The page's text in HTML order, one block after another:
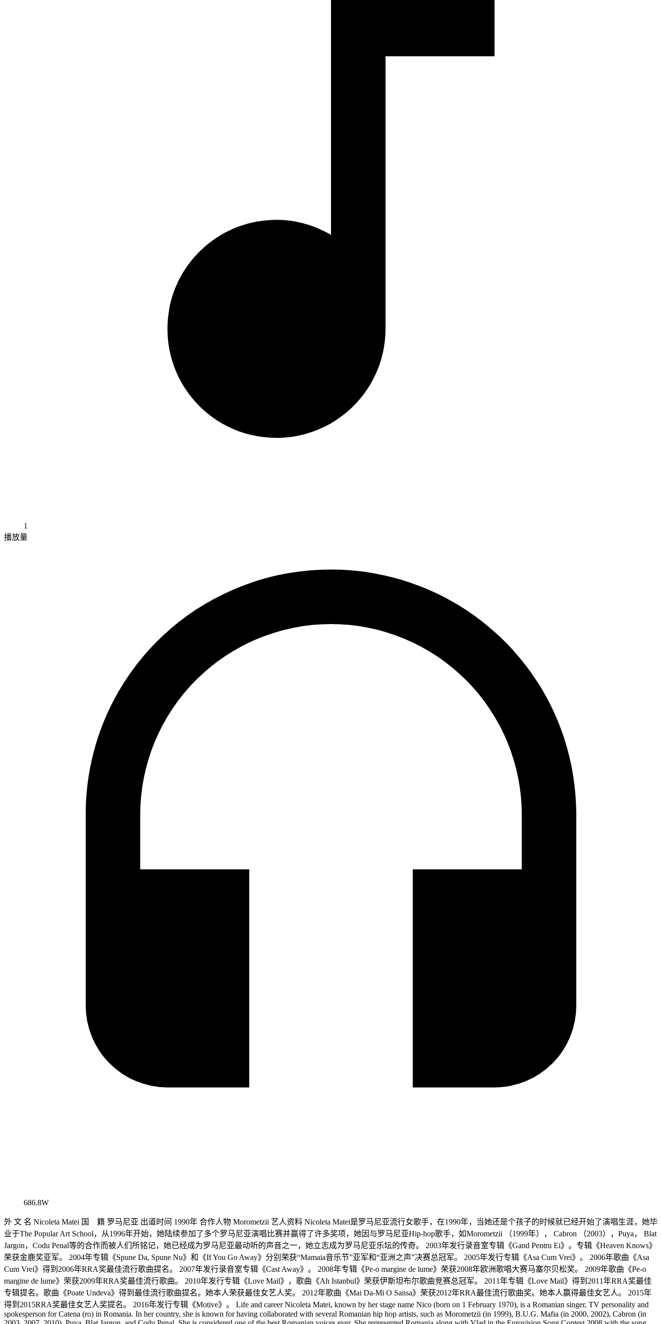
1
播放量
686.8W
外 文 名 Nicoleta Matei 国 籍 罗马尼亚 出道时间 1990年 合作人物 Morometzii 艺人资料 Nicoleta Matei是罗马尼亚流行女歌手，在1990年，当她还是个孩子的时候就已经开始了演唱生涯，她毕
业于The Popular Art School，从1996年开始，她陆续参加了多个罗马尼亚演唱比赛并赢得了许多奖项，她因与罗马尼亚Hip-hop歌手，如Morometzii （1999年）， Cabron （2003），Puya， Blat
Jargon，Codu Penal等的合作而被人们所铭记，她已经成为罗马尼亚最动听的声音之一，她立志成为罗马尼亚乐坛的传奇。 2003年发行录音室专辑《Gand Pentru Ei》。专辑《Heaven Knows》
荣获金鹿奖亚军。 2004年专辑《Spune Da, Spune Nu》和《If You Go Away》分别荣获“Mamaia音乐节”亚军和“亚洲之声”决赛总冠军。 2005年发行专辑《Asa Cum Vrei》。 2006年歌曲《Asa
Cum Vrei》得到2006年RRA奖最佳流行歌曲提名。 2007年发行录音室专辑《Cast Away》。 2008年专辑《Pe-o margine de lume》荣获2008年欧洲歌唱大赛马塞尔贝松奖。 2009年歌曲《Pe-o
margine de lume》荣获2009年RRA奖最佳流行歌曲。 2010年发行专辑《Love Mail》，歌曲《Ah Istanbul》荣获伊斯坦布尔歌曲竞赛总冠军。 2011年专辑《Love Mail》得到2011年RRA奖最佳
专辑提名。歌曲《Poate Undeva》得到最佳流行歌曲提名。她本人荣获最佳女艺人奖。 2012年歌曲《Mai Da-Mi O Sansa》荣获2012年RRA最佳流行歌曲奖。她本人赢得最佳女艺人。 2015年
得到2015RRA奖最佳女艺人奖提名。 2016年发行专辑《Motive》。 Life and career Nicoleta Matei, known by her stage name Nico (born on 1 February 1970), is a Romanian singer, TV personality and
spokesperson for Catena (ro) in Romania. In her country, she is known for having collaborated with several Romanian hip hop artists, such as Morometzii (in 1999), B.U.G. Mafia (in 2000, 2002), Cabron (in